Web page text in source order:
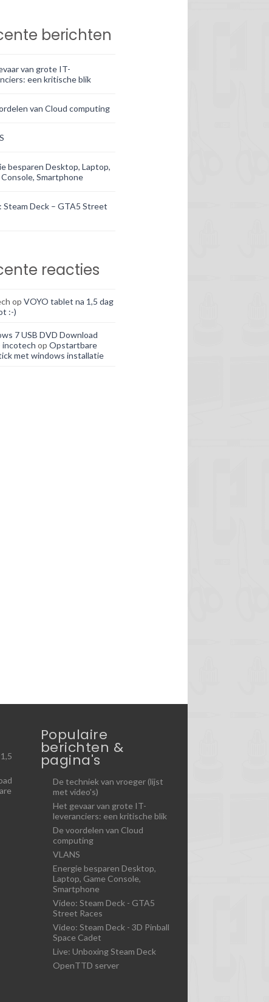
berichten
van grote IT-
een kritische blik
van Cloud computing
besparen Desktop, Laptop,
Smartphone
Steam Deck – GTA5 Street
reacties
op VOYO tablet na 1,5 dag
:-)
7 USB DVD Download
incotech op Opstartbare
met windows installatie
Populaire
berichten &
pagina's
De techniek van vroeger (lijst
met video's)
Het gevaar van grote IT-
leveranciers: een kritische blik
De voordelen van Cloud
computing
VLANS
Energie besparen Desktop,
Laptop, Game Console,
Smartphone
Video: Steam Deck - GTA5
Street Races
Video: Steam Deck - 3D Pinball
Space Cadet
Live: Unboxing Steam Deck
OpenTTD server